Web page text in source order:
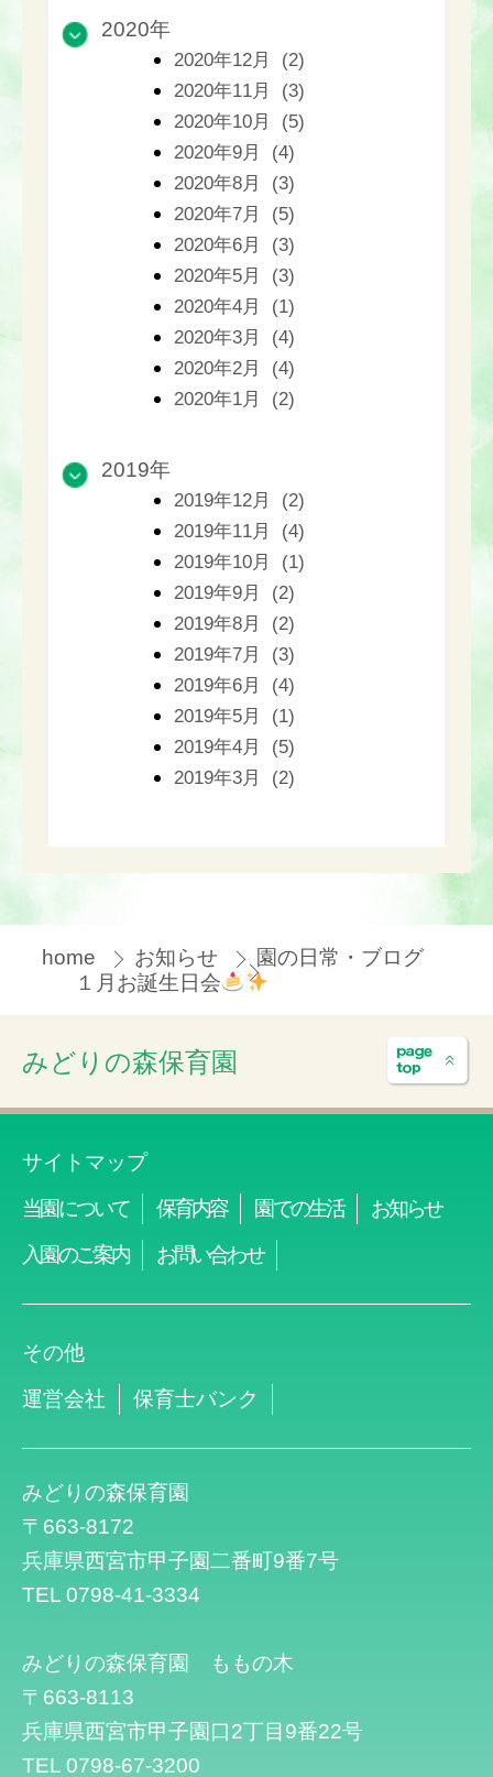
2020年
2020年12月 (2)
2020年11月 (3)
2020年10月 (5)
2020年9月 (4)
2020年8月 (3)
2020年7月 (5)
2020年6月 (3)
2020年5月 (3)
2020年4月 (1)
2020年3月 (4)
2020年2月 (4)
2020年1月 (2)
2019年
2019年12月 (2)
2019年11月 (4)
2019年10月 (1)
2019年9月 (2)
2019年8月 (2)
2019年7月 (3)
2019年6月 (4)
2019年5月 (1)
2019年4月 (5)
2019年3月 (2)
home お知らせ
園の日常・ブログ
１月お誕生日会
みどりの森保育園
サイトマップ
当園について 保育内容 園での生活 お知らせ
入園のご案内 お問い合わせ
みどりの森保育園
〒663-8172
兵庫県西宮市甲子園二番町9番7号
TEL 0798-41-3334
みどりの森保育園 ももの木
〒663-8113
兵庫県西宮市甲子園口2丁目9番22号
TEL 0798-67-3200
その他
運営会社 保育士バンク